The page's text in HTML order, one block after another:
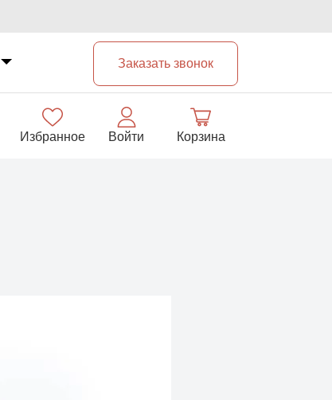
Заказать звонок
Избранное Войти Корзина